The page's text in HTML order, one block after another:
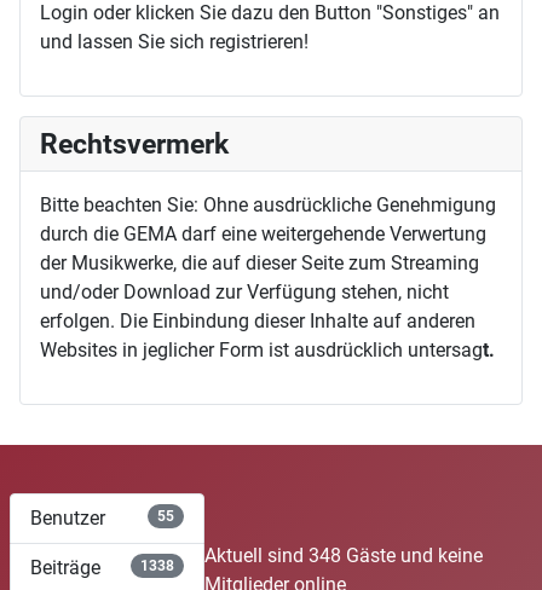
Login oder klicken Sie dazu den Button "Sonstiges" an
und lassen Sie sich registrieren!
Rechtsvermerk
Bitte beachten Sie: Ohne ausdrückliche Genehmigung
durch die GEMA darf eine weitergehende Verwertung
der Musikwerke, die auf dieser Seite zum Streaming
und/oder Download zur Verfügung stehen, nicht
erfolgen. Die Einbindung dieser Inhalte auf anderen
Websites in jeglicher Form ist ausdrücklich untersagt.
Benutzer 55
Beiträge 1338
Aktuell sind 348 Gäste und keine
Mitglieder online